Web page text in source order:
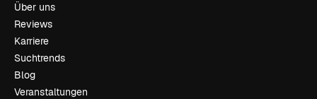
Über uns
Reviews
Karriere
Suchtrends
Blog
Veranstaltungen